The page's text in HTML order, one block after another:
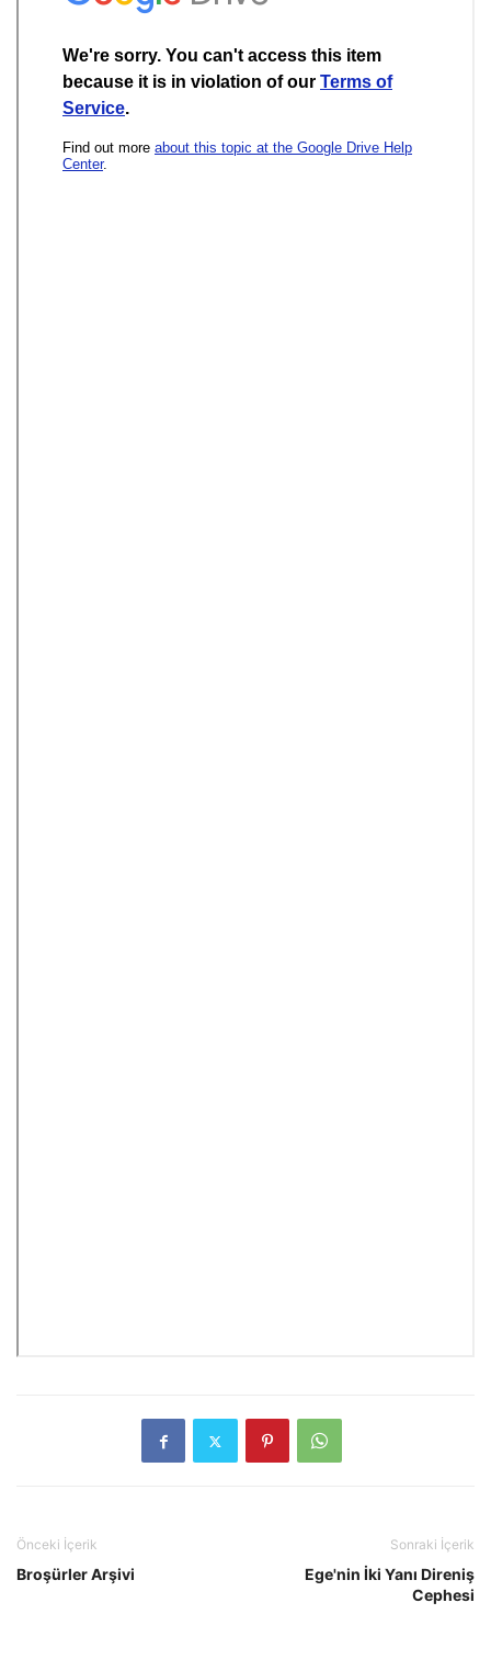
Önceki İçerik
Broşürler Arşivi
Sonraki İçerik
Ege'nin İki Yanı Direniş
Cephesi